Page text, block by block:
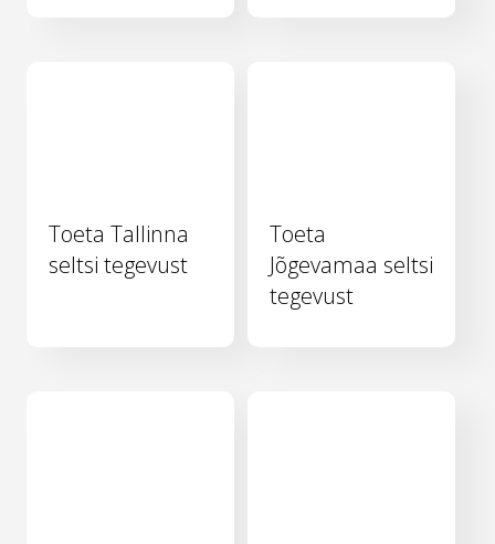
Toeta Tallinna
seltsi tegevust
Toeta
Jõgevamaa seltsi
tegevust